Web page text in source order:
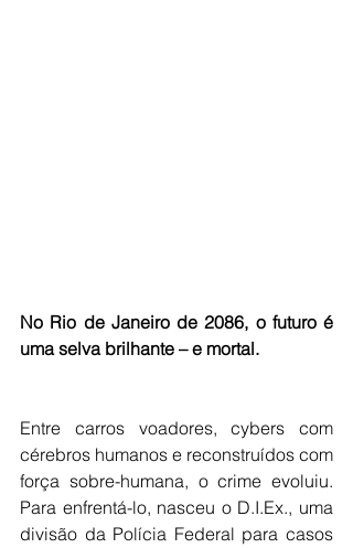
No Rio de Janeiro de 2086, o futuro é
uma selva brilhante – e mortal.
Entre carros voadores, cybers com
cérebros humanos e reconstruídos com
força sobre-humana, o crime evoluiu.
Para enfrentá-lo, nasceu o D.I.Ex., uma
divisão da Polícia Federal para casos